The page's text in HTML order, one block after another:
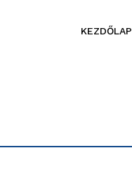
KEZDŐLAP